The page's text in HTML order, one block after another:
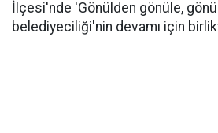
İlçesi'nde 'Gönülden gönüle,
belediyeciliği'nin devamı için